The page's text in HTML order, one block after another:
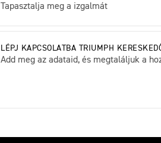
Tapasztalja meg a izgalmát
LÉPJ KAPCSOLATBA TRIUMPH
Add meg az adataid, és megtaláljuk a